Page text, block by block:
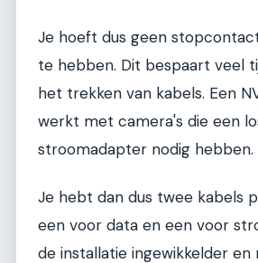
Je hoeft dus geen
te hebben. Dit bespaart veel
het trekken van kabels. Een
werkt met camera's die een
stroomadapter nodig hebben.
Je hebt dan dus twee kabels
een voor data en een voor
de installatie ingewikkelder en